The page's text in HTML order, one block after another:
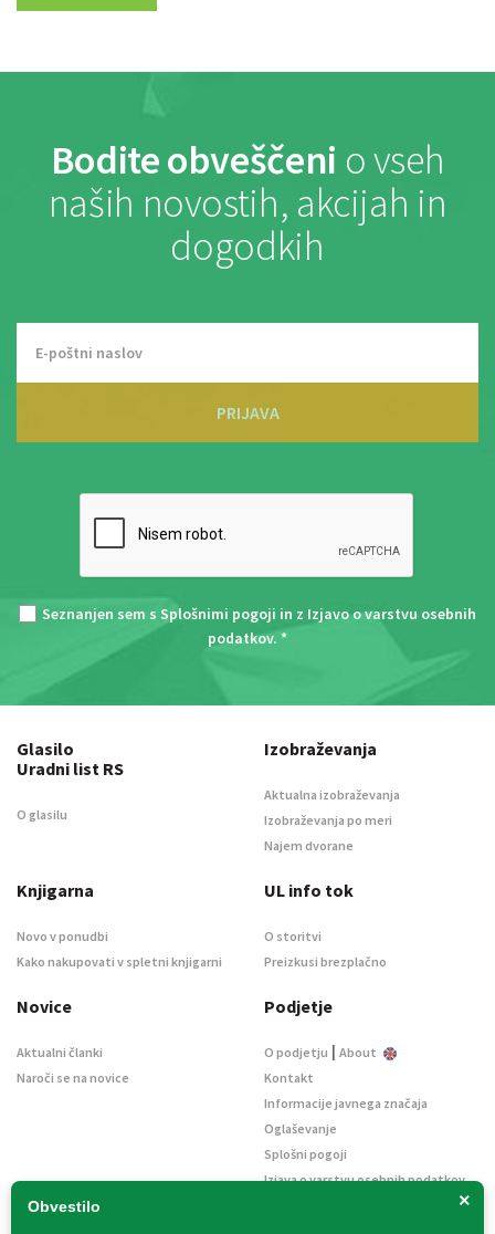
Bodite obveščeni o vseh
naših novostih, akcijah in
dogodkih
PRIJAVA
Seznanjen sem s Splošnimi pogoji in z Izjavo o varstvu osebnih
podatkov. *
×
Obvestilo
Glasilo
Uradni list RS
O glasilu
Izobraževanja
Aktualna izobraževanja
Izobraževanja po meri
Najem dvorane
Knjigarna
Novo v ponudbi
Kako nakupovati v spletni knjigarni
UL info tok
O storitvi
Preizkusi brezplačno
Novice
Aktualni članki
Naroči se na novice
Podjetje
O podjetju | About
Kontakt
Informacije javnega značaja
Oglaševanje
Splošni pogoji
Izjava o varstvu osebnih podatkov